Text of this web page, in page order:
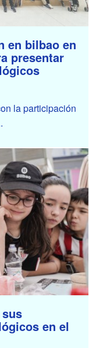
en bilbao en
presentar
la participación
en el